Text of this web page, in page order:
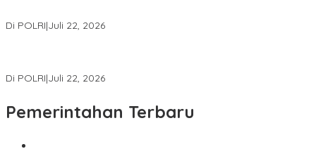
Di POLRI|Juli 22, 2026
Di POLRI|Juli 22, 2026
Pemerintahan Terbaru